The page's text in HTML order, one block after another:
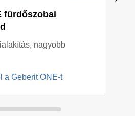
fürdőszobai
nagyobb
a Geberit ONE-t